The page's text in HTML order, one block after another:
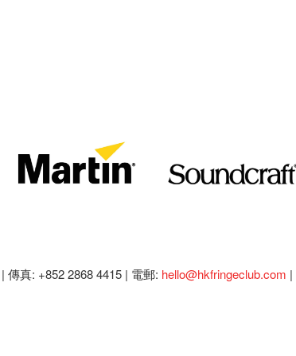
傳真: +852 2868 4415 | 電郵: hello@hkfringeclub.com |